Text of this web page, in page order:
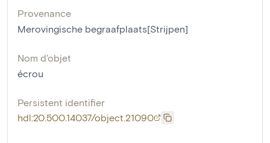
Provenance
Merovingische begraafplaats[Strijpen]
Nom d'objet
écrou
Persistent identifier
hdl:20.500.14037/object.21090